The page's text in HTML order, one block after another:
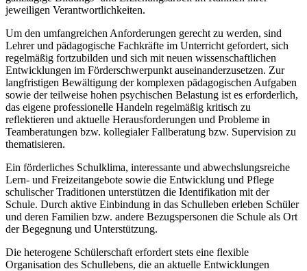
jeweiligen Verantwortlichkeiten.
Um den umfangreichen Anforderungen gerecht zu werden, sind
Lehrer und pädagogische Fachkräfte im Unterricht gefordert, sich
regelmäßig fortzubilden und sich mit neuen wissenschaftlichen
Entwicklungen im Förderschwerpunkt auseinanderzusetzen. Zur
langfristigen Bewältigung der komplexen pädagogischen Aufgaben
sowie der teilweise hohen psychischen Belastung ist es erforderlich,
das eigene professionelle Handeln regelmäßig kritisch zu
reflektieren und aktuelle Herausforderungen und Probleme in
Teamberatungen bzw. kollegialer Fallberatung bzw. Supervision zu
thematisieren.
Ein förderliches Schulklima, interessante und abwechslungsreiche
Lern- und Freizeitangebote sowie die Entwicklung und Pflege
schulischer Traditionen unterstützen die Identifikation mit der
Schule. Durch aktive Einbindung in das Schulleben erleben Schüler
und deren Familien bzw. andere Bezugspersonen die Schule als Ort
der Begegnung und Unterstützung.
Die heterogene Schülerschaft erfordert stets eine flexible
Organisation des Schullebens, die an aktuelle Entwicklungen